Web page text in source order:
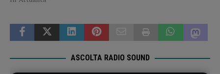
ASCOLTA RADIO SOUND